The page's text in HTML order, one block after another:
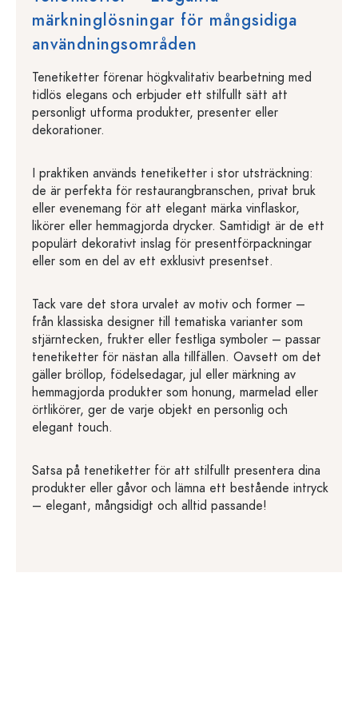
märkninglösningar för mångsidiga
användningsområden
Tenetiketter förenar högkvalitativ bearbetning med
tidlös elegans och erbjuder ett stilfullt sätt att
personligt utforma produkter, presenter eller
dekorationer.
I praktiken används tenetiketter i stor utsträckning:
de är perfekta för restaurangbranschen, privat bruk
eller evenemang för att elegant märka vinflaskor,
likörer eller hemmagjorda drycker. Samtidigt är de ett
populärt dekorativt inslag för presentförpackningar
eller som en del av ett exklusivt presentset.
Tack vare det stora urvalet av motiv och former –
från klassiska designer till tematiska varianter som
stjärntecken, frukter eller festliga symboler – passar
tenetiketter för nästan alla tillfällen. Oavsett om det
gäller bröllop, födelsedagar, jul eller märkning av
hemmagjorda produkter som honung, marmelad eller
örtlikörer, ger de varje objekt en personlig och
elegant touch.
Satsa på tenetiketter för att stilfullt presentera dina
produkter eller gåvor och lämna ett bestående intryck
– elegant, mångsidigt och alltid passande!